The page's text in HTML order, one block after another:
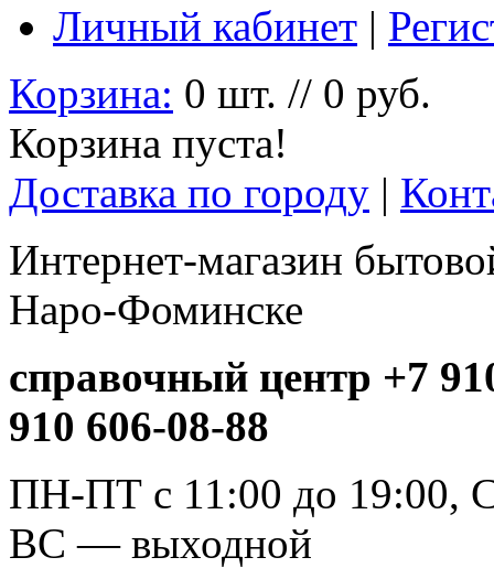
Личный кабинет |
Корзина: 0 шт. // 0 руб.
Корзина пуста!
Доставка по городу |
Интернет-магазин
Наро-Фоминске
справочный центр +7
910 606-08-88
ПН-ПТ с 11:00 до 19:00,
ВС — выходной